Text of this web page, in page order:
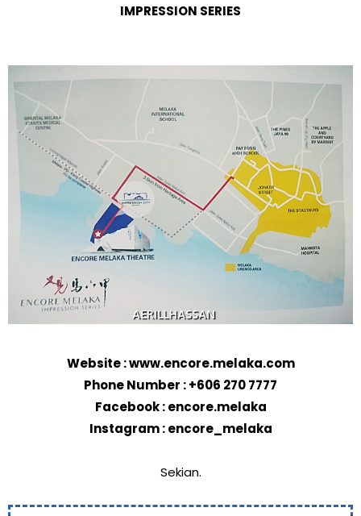
IMPRESSION SERIES
Website : www.encore.melaka.com
Phone Number : +606 270 7777
Facebook : encore.melaka
Instagram : encore_melaka
Sekian.